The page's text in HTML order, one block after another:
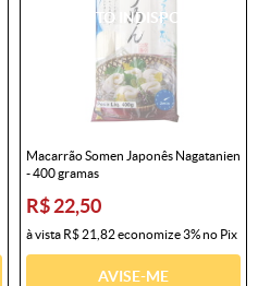
Macarrão Somen Japonês Nagatanien
- 400 gramas
R$ 22,50
à vista R$ 21,82economize3%no Pix
AVISE-ME